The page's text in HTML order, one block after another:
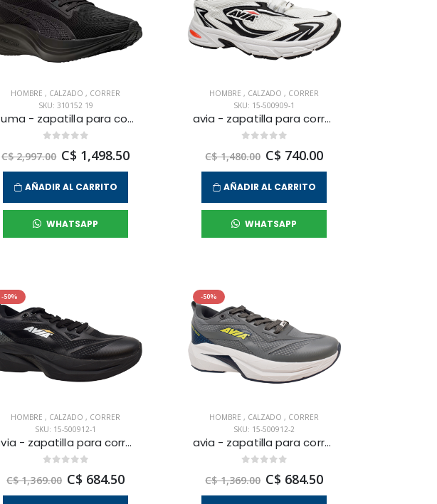
HOMBRE , CALZADO , CORRER
SKU: 310152 19
puma - zapatilla para correr darter pro para hombre
C$ 2,997.00 C$ 1,498.50
AÑADIR AL CARRITO
WHATSAPP
HOMBRE, CALZADO, CORRER
SKU: 15-500909-1
avia - zapatilla para correr gacrux para hombre
C$ 1,480.00 C$ 740.00
AÑADIR AL CARRITO
WHATSAPP
-50%
HOMBRE , CALZADO , CORRER
SKU: 15-500912-1
avia - zapatilla para correr sirius para hombre
C$ 1,369.00 C$ 684.50
-50%
HOMBRE, CALZADO, CORRER
SKU: 15-500912-2
avia - zapatilla para correr sirius para hombre
C$ 1,369.00 C$ 684.50